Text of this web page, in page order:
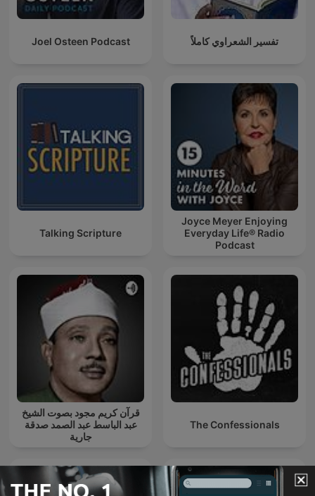
Joel Osteen Podcast تفسير الشعراوي كاملاً
Talking Scripture
Joyce Meyer Enjoying
Everyday Life® Radio
Podcast
قرآن كريم مجود بصوت الشيخ
عبد الباسط عبد الصمد صدقة
جارية
The Confessionals